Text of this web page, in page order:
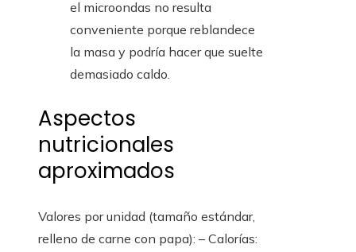
el microondas no resulta
conveniente porque reblandece
la masa y podría hacer que suelte
demasiado caldo.
Aspectos
nutricionales
aproximados
Valores por unidad (tamaño estándar,
relleno de carne con papa): – Calorías: